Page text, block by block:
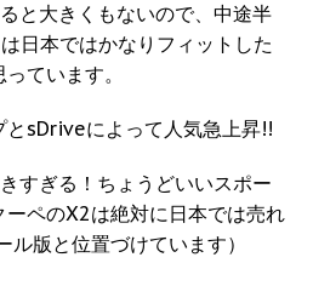
と大きくもないので、中途半
日本ではかなりフィットした
ています。
とsDriveによって人気急上昇!!
すぎる！ちょうどいいスポー
ペのX2は絶対に日本では売れ
版と位置づけています）